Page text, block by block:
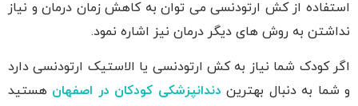
استفاده از کش ارتودنسی می توان به کاهش زمان درمان و نیاز
نداشتن به روش های دیگر درمان نیز اشاره نمود.
اگر کودک شما نیاز به کش ارتودنسی یا الاستیک ارتودنسی دارد
و شما به دنبال بهترین دندانپزشکی کودکان در اصفهان هستید